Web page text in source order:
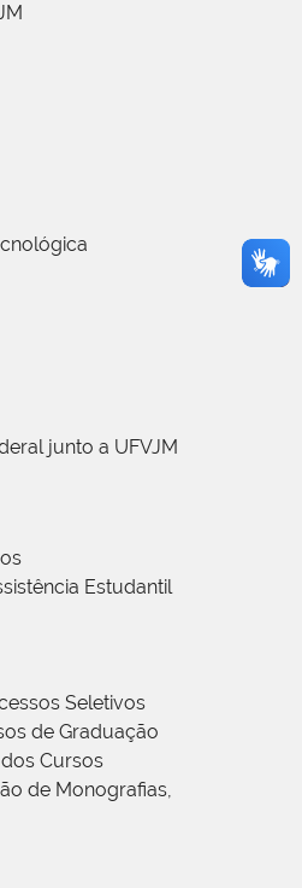
junto a UFVJM
Estudantil
Seletivos
de Graduação
Cursos
de Monografias,